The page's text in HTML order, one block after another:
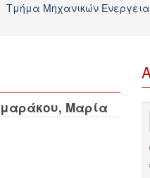
Τμήμα Μηχανικών
Μαρία